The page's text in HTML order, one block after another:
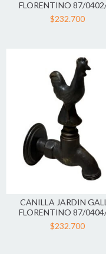
FLORENTINO 87/
ROBINET
$232.700
CANILLA JARDIN
FLORENTINO 87/
ROBINET
$232.700